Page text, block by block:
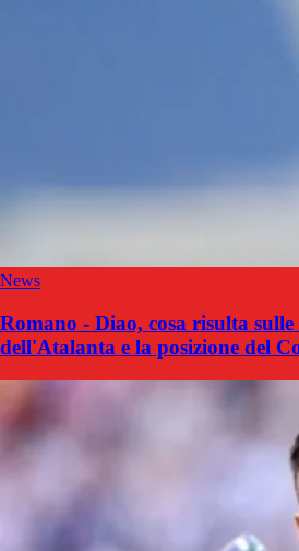
News
Romano - Diao, cosa risulta sulle
dell'Atalanta e la posizione del